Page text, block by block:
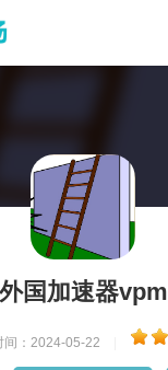
外国加速器vpm
间：2024-05-22